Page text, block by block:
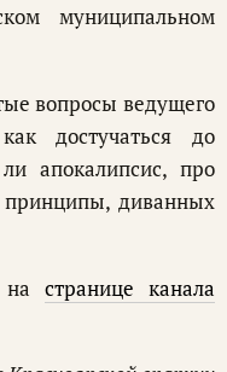
муниципальном
вопросы ведущего
достучаться до
апокалипсис, про
принципы, диванных
на странице канала